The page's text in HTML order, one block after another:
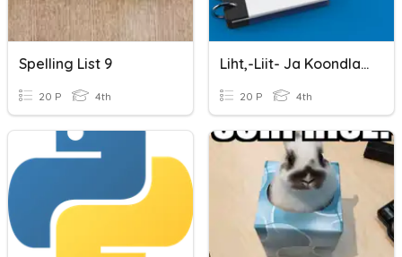
Spelling List 9
20 P 4th
Liht,-Liit- Ja Koondlause
20 P 4th